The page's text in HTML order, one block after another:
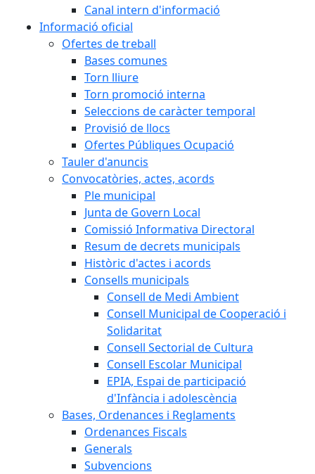
Canal intern d'informació
Informació oficial
Ofertes de treball
Bases comunes
Torn lliure
Torn promoció interna
Seleccions de caràcter temporal
Provisió de llocs
Ofertes Públiques Ocupació
Tauler d'anuncis
Convocatòries, actes, acords
Ple municipal
Junta de Govern Local
Comissió Informativa Directoral
Resum de decrets municipals
Històric d'actes i acords
Consells municipals
Consell de Medi Ambient
Consell Municipal de Cooperació i
Solidaritat
Consell Sectorial de Cultura
Consell Escolar Municipal
EPIA, Espai de participació
d'Infància i adolescència
Bases, Ordenances i Reglaments
Ordenances Fiscals
Generals
Subvencions